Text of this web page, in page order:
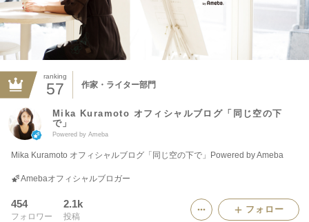
ranking
57 作家・ライター部門
Mika Kuramoto オフィシャルブログ「同じ空の下
で」
Powered by Ameba
Mika Kuramoto オフィシャルブログ「同じ空の下で」Powered by Ameba
Amebaオフィシャルブロガー
454
フォロワー
2.1k
投稿
フォロー